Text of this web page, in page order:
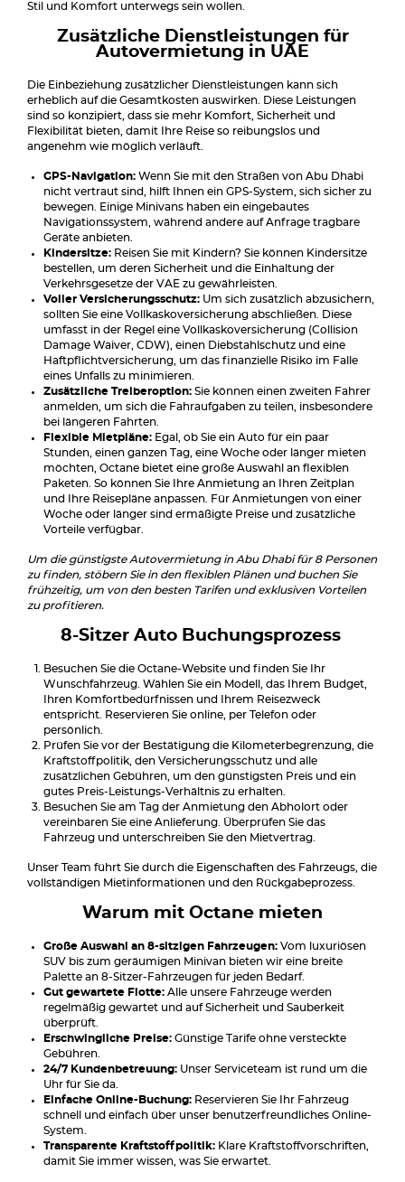
Stil und Komfort unterwegs sein wollen.
Zusätzliche Dienstleistungen für
Autovermietung in UAE
Die Einbeziehung zusätzlicher Dienstleistungen kann sich
erheblich auf die Gesamtkosten auswirken. Diese Leistungen
sind so konzipiert, dass sie mehr Komfort, Sicherheit und
Flexibilität bieten, damit Ihre Reise so reibungslos und
angenehm wie möglich verläuft.
GPS-Navigation: Wenn Sie mit den Straßen von Abu Dhabi
nicht vertraut sind, hilft Ihnen ein GPS-System, sich sicher zu
bewegen. Einige Minivans haben ein eingebautes
Navigationssystem, während andere auf Anfrage tragbare
Geräte anbieten.
Kindersitze: Reisen Sie mit Kindern? Sie können Kindersitze
bestellen, um deren Sicherheit und die Einhaltung der
Verkehrsgesetze der VAE zu gewährleisten.
Voller Versicherungsschutz: Um sich zusätzlich abzusichern,
sollten Sie eine Vollkaskoversicherung abschließen. Diese
umfasst in der Regel eine Vollkaskoversicherung (Collision
Damage Waiver, CDW), einen Diebstahlschutz und eine
Haftpflichtversicherung, um das finanzielle Risiko im Falle
eines Unfalls zu minimieren.
Zusätzliche Treiberoption: Sie können einen zweiten Fahrer
anmelden, um sich die Fahraufgaben zu teilen, insbesondere
bei längeren Fahrten.
Flexible Mietpläne: Egal, ob Sie ein Auto für ein paar
Stunden, einen ganzen Tag, eine Woche oder länger mieten
möchten, Octane bietet eine große Auswahl an flexiblen
Paketen. So können Sie Ihre Anmietung an Ihren Zeitplan
und Ihre Reisepläne anpassen. Für Anmietungen von einer
Woche oder länger sind ermäßigte Preise und zusätzliche
Vorteile verfügbar.
Um die günstigste Autovermietung in Abu Dhabi für 8 Personen
zu finden, stöbern Sie in den flexiblen Plänen und buchen Sie
frühzeitig, um von den besten Tarifen und exklusiven Vorteilen
zu profitieren.
8-Sitzer Auto Buchungsprozess
Besuchen Sie die Octane-Website und finden Sie Ihr
Wunschfahrzeug. Wählen Sie ein Modell, das Ihrem Budget,
Ihren Komfortbedürfnissen und Ihrem Reisezweck
entspricht. Reservieren Sie online, per Telefon oder
persönlich.
Prüfen Sie vor der Bestätigung die Kilometerbegrenzung, die
Kraftstoffpolitik, den Versicherungsschutz und alle
zusätzlichen Gebühren, um den günstigsten Preis und ein
gutes Preis-Leistungs-Verhältnis zu erhalten.
Besuchen Sie am Tag der Anmietung den Abholort oder
vereinbaren Sie eine Anlieferung. Überprüfen Sie das
Fahrzeug und unterschreiben Sie den Mietvertrag.
Unser Team führt Sie durch die Eigenschaften des Fahrzeugs, die
vollständigen Mietinformationen und den Rückgabeprozess.
Warum mit Octane mieten
Große Auswahl an 8-sitzigen Fahrzeugen: Vom luxuriösen
SUV bis zum geräumigen Minivan bieten wir eine breite
Palette an 8-Sitzer-Fahrzeugen für jeden Bedarf.
Gut gewartete Flotte: Alle unsere Fahrzeuge werden
regelmäßig gewartet und auf Sicherheit und Sauberkeit
überprüft.
Erschwingliche Preise: Günstige Tarife ohne versteckte
Gebühren.
24/7 Kundenbetreuung: Unser Serviceteam ist rund um die
Uhr für Sie da.
Einfache Online-Buchung: Reservieren Sie Ihr Fahrzeug
schnell und einfach über unser benutzerfreundliches Online-
System.
Transparente Kraftstoffpolitik: Klare Kraftstoffvorschriften,
damit Sie immer wissen, was Sie erwartet.